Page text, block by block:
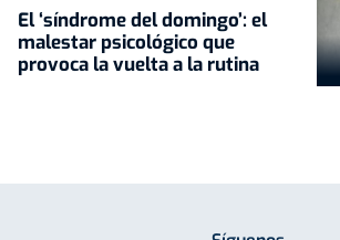
El ‘síndrome del domingo’: el
malestar psicológico que
provoca la vuelta a la rutina